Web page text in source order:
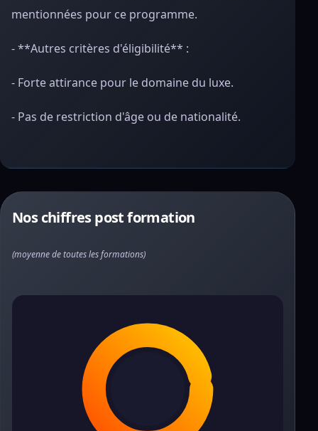
mentionnées pour ce programme.
- **Autres critères d'éligibilité** :
- Forte attirance pour le domaine du luxe.
- Pas de restriction d'âge ou de nationalité.
Nos chiffres post formation
(moyenne de toutes les formations)